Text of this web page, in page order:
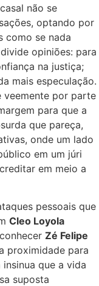
não se
optando por
como se nada
opiniões: para
na justiça;
mais especulação.
veemente por parte
para que a
que pareça,
onde um lado
em um júri
em meio a
pessoais que
Cleo Loyola
Zé Felipe
proximidade para
que a vida
suposta